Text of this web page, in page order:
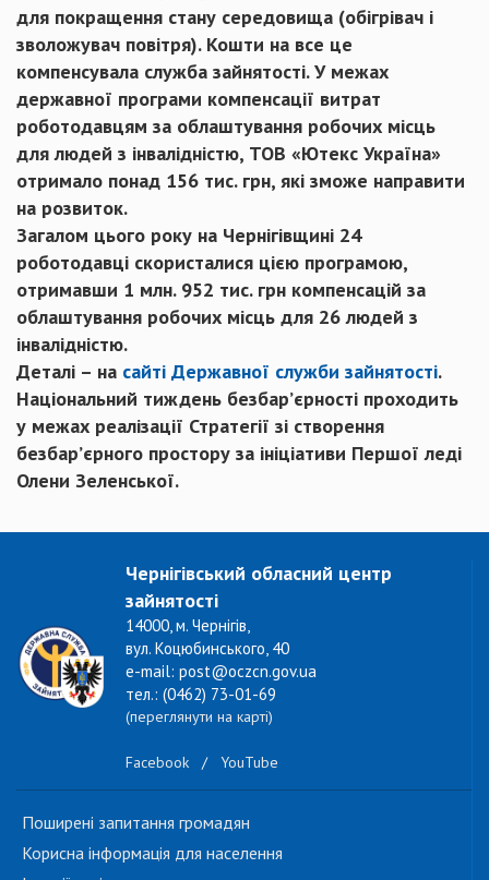
для покращення стану середовища (обігрівач і
зволожувач повітря). Кошти на все це
компенсувала служба зайнятості. У межах
державної програми компенсації витрат
роботодавцям за облаштування робочих місць
для людей з інвалідністю, ТОВ «Ютекс Україна»
отримало понад 156 тис. грн, які зможе направити
на розвиток.
Загалом цього року на Чернігівщині 24
роботодавці скористалися цією програмою,
отримавши 1 млн. 952 тис. грн компенсацій за
облаштування робочих місць для 26 людей з
інвалідністю.
Деталі – на сайті Державної служби зайнятості.
Національний тиждень безбар’єрності проходить
у межах реалізації Стратегії зі створення
безбар’єрного простору за ініціативи Першої леді
Олени Зеленської.
Чернігівський обласний центр
зайнятості
14000, м. Чернігів,
вул. Коцюбинського, 40
e-mail: post@oczcn.gov.ua
тел.: (0462) 73-01-69
(переглянути на карті)
Facebook / YouTube
Поширені запитання громадян
Корисна інформація для населення